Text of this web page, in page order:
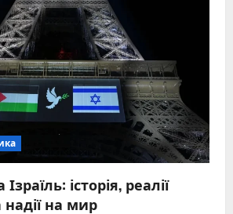
історія, реалії
надії на мир